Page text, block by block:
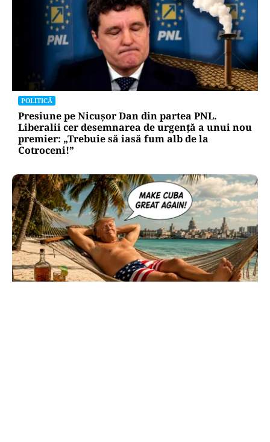
POLITICĂ
Presiune pe Nicușor Dan din partea PNL.
Liberalii cer desemnarea de urgență a unui nou
premier: „Trebuie să iasă fum alb de la
Cotroceni!”